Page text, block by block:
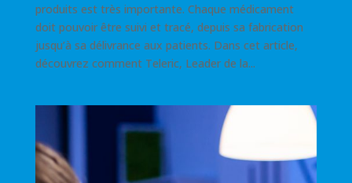
produits est très importante. Chaque médicament
doit pouvoir être suivi et tracé, depuis sa fabrication
jusqu’à sa délivrance aux patients. Dans cet article,
découvrez comment Teleric, Leader de la...